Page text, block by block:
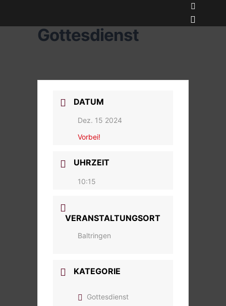
Suchen
Gottesdienst
DATUM
Dez. 15 2024
Vorbei!
UHRZEIT
10:15
VERANSTALTUNGSORT
Baltringen
KATEGORIE
Gottesdienst